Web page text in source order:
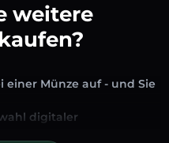
weitere
Münze auf - und Sie
digitaler